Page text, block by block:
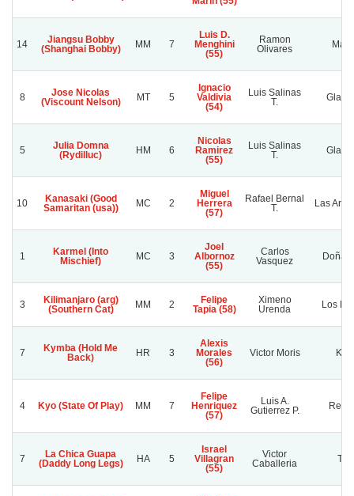
14
Jiangsu Bobby
(Shanghai Bobby)
MM 7
Luis D.
Menghini
(55)
Ramon
Olivares
8
Jose Nicolas
(Viscount Nelson)
MT 5
Ignacio
Valdivia
(54)
Luis Salinas
T.
5
Julia Domna
(Rydilluc)
HM 6
Nicolas
Ramirez
(55)
Luis Salinas
T.
10
Kanasaki (Good
Samaritan (usa))
MC 2
Miguel
Herrera
(57)
Rafael Bernal
T.
Las
1
Karmel (Into
Mischief)
MC 3
Joel
Albornoz
(55)
Carlos
Vasquez
Doña
3
Kilimanjaro (arg)
(Southern Cat)
MM 2
Felipe
Tapia (58)
Ximeno
Urenda
Los
7
Kymba (Hold Me
Back)
HR 3
Alexis
Morales
(56)
Victor Moris
4 Kyo (State Of Play) MM 7
Felipe
Henriquez
(57)
Luis A.
Gutierrez P.
7
La Chica Guapa
(Daddy Long Legs)
HA 5
Israel
Villagran
(55)
Victor
Caballeria